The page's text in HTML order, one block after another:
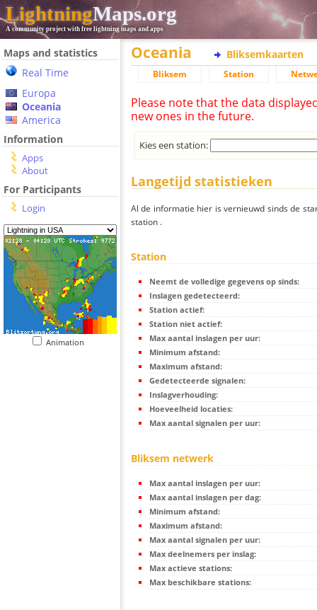
LightningMaps.org
A community project with free lightning maps and apps
Maps and statistics
Real Time
Europa
Oceania
America
Information
Apps
About
For Participants
Login
Animation
Oceania Bliksemkaarten
Bliksem Station
Please note that the data
new ones in the future.
Kies een station:
Langetijd statistieken
Al de informatie hier is vernieuwd sinds de
station .
Station
Neemt de volledige gegevens op sinds:
Inslagen gedetecteerd:
Station actief:
Station niet actief:
Max aantal inslagen per uur:
Minimum afstand:
Maximum afstand:
Gedetecteerde signalen:
Inslagverhouding:
Hoeveelheid locaties:
Max aantal signalen per uur:
Bliksem netwerk
Max aantal inslagen per uur:
Max aantal inslagen per dag:
Minimum afstand:
Maximum afstand:
Max aantal signalen per uur:
Max deelnemers per inslag:
Max actieve stations:
Max beschikbare stations: